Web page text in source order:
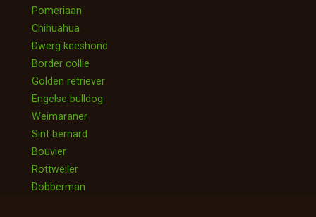
Pomeriaan
Chihuahua
Dwerg keeshond
Border collie
Golden retriever
Engelse bulldog
Weimaraner
Sint bernard
Bouvier
Rottweiler
Dobberman